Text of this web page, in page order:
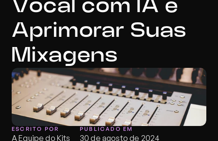
Vocal com IA e
Aprimorar Suas
Mixagens
ESCRITO POR
A Equipe do Kits
PUBLICADO EM
30 de agosto de 2024